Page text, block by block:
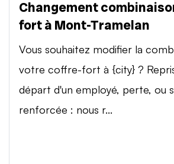
Changement
fort à Mont-Tramelan
Vous souhaitez modifier la
votre coffre-fort à {city} ?
départ d'un employé, perte, ou
renforcée : nous r...